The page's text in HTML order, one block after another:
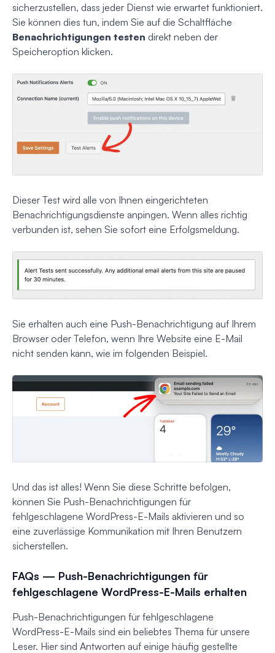
sicherzustellen, dass jeder Dienst wie erwartet funktioniert.
Sie können dies tun, indem Sie auf die Schaltfläche
Benachrichtigungen testen direkt neben der
Speicheroption klicken.
Dieser Test wird alle von Ihnen eingerichteten
Benachrichtigungsdienste anpingen. Wenn alles richtig
verbunden ist, sehen Sie sofort eine Erfolgsmeldung.
Sie erhalten auch eine Push-Benachrichtigung auf Ihrem
Browser oder Telefon, wenn Ihre Website eine E-Mail
nicht senden kann, wie im folgenden Beispiel.
Und das ist alles! Wenn Sie diese Schritte befolgen,
können Sie Push-Benachrichtigungen für
fehlgeschlagene WordPress-E-Mails aktivieren und so
eine zuverlässige Kommunikation mit Ihren Benutzern
sicherstellen.
FAQs — Push-Benachrichtigungen für
fehlgeschlagene WordPress-E-Mails erhalten
Push-Benachrichtigungen für fehlgeschlagene
WordPress-E-Mails sind ein beliebtes Thema für unsere
Leser. Hier sind Antworten auf einige häufig gestellte